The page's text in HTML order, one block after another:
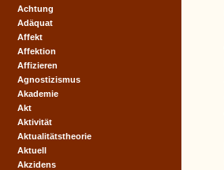
Achtung
Adäquat
Affekt
Affektion
Affizieren
Agnostizismus
Akademie
Akt
Aktivität
Aktualitätstheorie
Aktuell
Akzidens